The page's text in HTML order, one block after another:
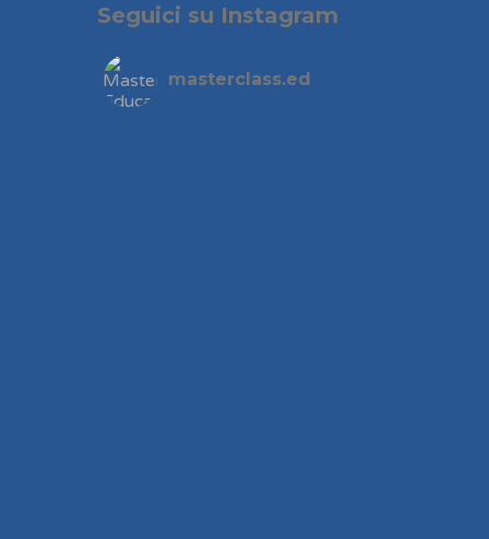
Seguici su Instagram
masterclass.ed